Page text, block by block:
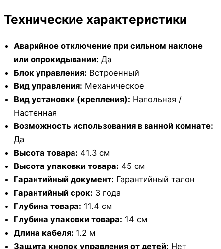
Технические характеристики
Аварийное отключение при сильном наклоне
или опрокидывании: Да
Блок управления: Встроенный
Вид управления: Механическое
Вид установки (крепления): Напольная /
Настенная
Возможность использования в ванной комнате:
Да
Высота товара: 41.3 см
Высота упаковки товара: 45 см
Гарантийный документ: Гарантийный талон
Гарантийный срок: 3 года
Глубина товара: 11.4 см
Глубина упаковки товара: 14 см
Длина кабеля: 1.2 м
Защита кнопок управления от детей: Нет